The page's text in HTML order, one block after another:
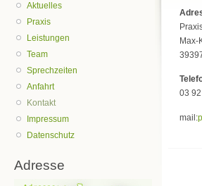
Aktuelles
Praxis
Leistungen
Team
Sprechzeiten
Anfahrt
Kontakt
Impressum
Datenschutz
Adresse
Max-
03
mail: